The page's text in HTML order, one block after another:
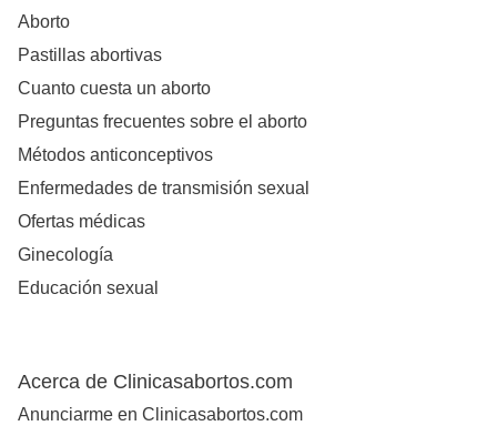
Aborto
Pastillas abortivas
Cuanto cuesta un aborto
Preguntas frecuentes sobre el aborto
Métodos anticonceptivos
Enfermedades de transmisión sexual
Ofertas médicas
Ginecología
Educación sexual
Acerca de Clinicasabortos.com
Anunciarme en Clinicasabortos.com